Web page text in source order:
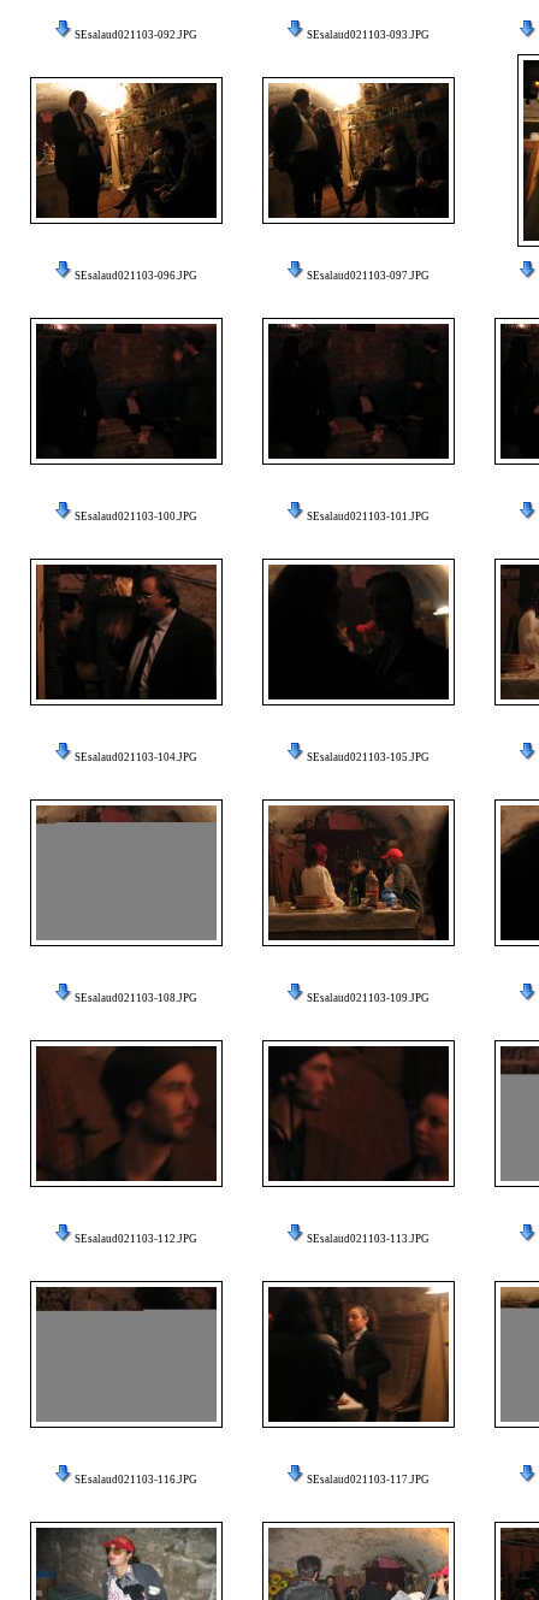
SEsalaud021103-092.JPG SEsalaud021103-093.JPG
SEsalaud021103-096.JPG SEsalaud021103-097.JPG
SEsalaud021103-100.JPG SEsalaud021103-101.JPG
SEsalaud021103-104.JPG SEsalaud021103-105.JPG
SEsalaud021103-108.JPG SEsalaud021103-109.JPG
SEsalaud021103-112.JPG SEsalaud021103-113.JPG
SEsalaud021103-116.JPG SEsalaud021103-117.JPG